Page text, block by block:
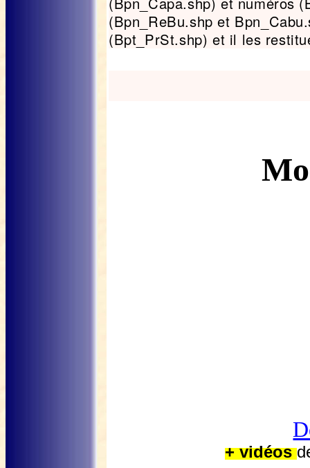
(Bpn_ReBu.shp et
(Bpt_PrSt.shp) et il les
+ vidéos